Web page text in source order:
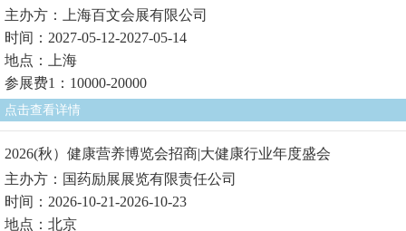
主办方：上海百文会展有限公司
时间：2027-05-12-2027-05-14
地点：上海
参展费1：10000-20000
点击查看详情
2026(秋）健康营养博览会招商|大健康行业年度盛会
主办方：国药励展展览有限责任公司
时间：2026-10-21-2026-10-23
地点：北京